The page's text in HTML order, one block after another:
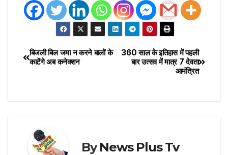
360 साल के इतिहास में पहली
बार उत्सव में मात्र 7 देवता
आमंत्रित
बिजली बिल जमा न करने बालों के
काटेंगे अब कनेक्शन
ByNews Plus Tv